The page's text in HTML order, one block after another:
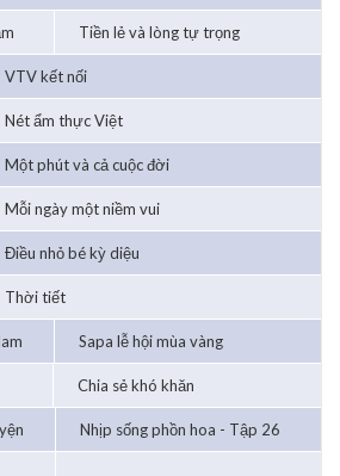
Tiền lẻ và lòng tự trọng
VTV kết nối
Nét ẩm thực Việt
Một phút và cả cuộc đời
Mỗi ngày một niềm vui
Điều nhỏ bé kỳ diệu
Thời tiết
Sapa lễ hội mùa vàng
Chia sẻ khó khăn
Nhịp sống phồn hoa - Tập 26